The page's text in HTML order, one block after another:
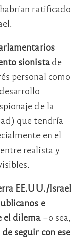
ratificado
sionista de
personal como
de la
que tendría
en el
realista y
EE.UU./Israel
e
el dilema –o sea,
de seguir con ese